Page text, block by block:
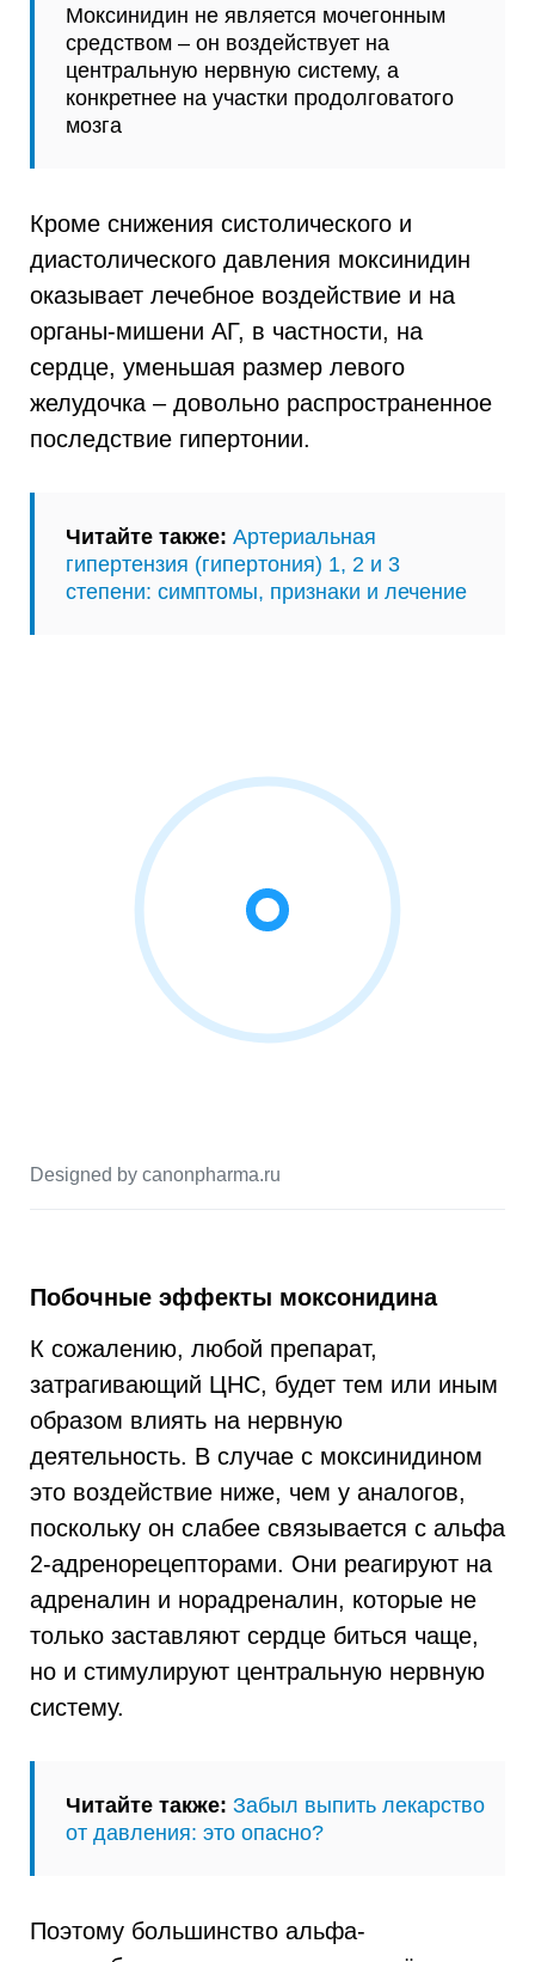
Моксинидин не является мочегонным
средством – он воздействует на
центральную нервную систему, а
конкретнее на участки продолговатого
мозга
Кроме снижения систолического и
диастолического давления моксинидин
оказывает лечебное воздействие и на
органы-мишени АГ, в частности, на
сердце, уменьшая размер левого
желудочка – довольно распространенное
последствие гипертонии.
Читайте также: Артериальная
гипертензия (гипертония) 1, 2 и 3
степени: симптомы, признаки и лечение
Designed by canonpharma.ru
Побочные эффекты моксонидина
К сожалению, любой препарат,
затрагивающий ЦНС, будет тем или иным
образом влиять на нервную
деятельность. В случае с моксинидином
это воздействие ниже, чем у аналогов,
поскольку он слабее связывается с альфа
2-адренорецепторами. Они реагируют на
адреналин и норадреналин, которые не
только заставляют сердце биться чаще,
но и стимулируют центральную нервную
систему.
Читайте также: Забыл выпить лекарство
от давления: это опасно?
Поэтому большинство альфа-